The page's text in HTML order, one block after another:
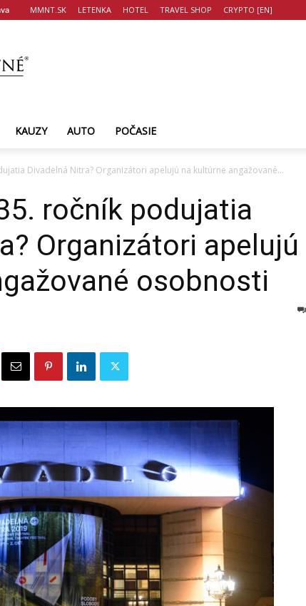
MMNT.SK LETENKA HOTEL TRAVEL SHOP CRYPTO [EN]
KAUZY AUTO POČASIE
Divadelná Nitra? Organizátori apelujú na kultúrne angažované...
ročník podujatia
Organizátori apelujú
osobnosti